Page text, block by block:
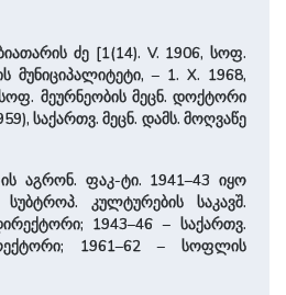
ძე [1(14). V. 1906, სოფ.
მუნიციპალიტეტი, – 1. X. 1968,
მეურნეობის მეცნ. დოქტორი
სა­ქართვ. მეცნ. დამს. მოღვაწე
აგრონ. ფაკ-ტი. 1941–43 იყო
კულტურების საკავშ.
1943–46 – საქართვ.
1961–62 – სოფლის